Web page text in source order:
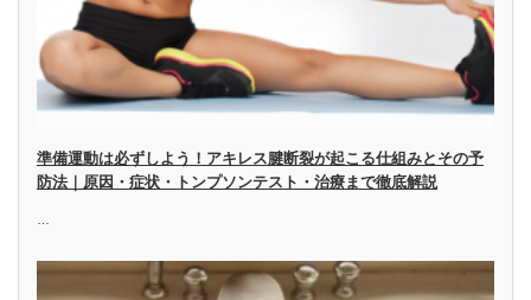
準備運動は必ずしよう！アキレス腱断裂が起こる仕組みとその予
防法｜原因・症状・トンプソンテスト・治療まで徹底解説